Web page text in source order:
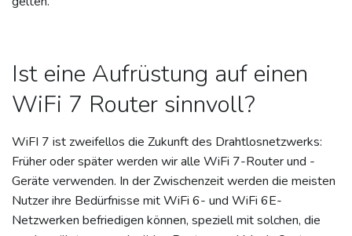
Ist eine Aufrüstung auf einen
WiFi 7 Router sinnvoll?
WiFI 7 ist zweifellos die Zukunft des Drahtlosnetzwerks:
Früher oder später werden wir alle WiFi 7-Router und -
Geräte verwenden. In der Zwischenzeit werden die meisten
Nutzer ihre Bedürfnisse mit WiFi 6- und WiFi 6E-
Netzwerken befriedigen können, speziell mit solchen, die